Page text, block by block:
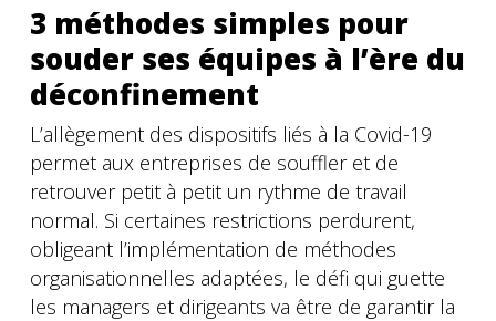
3 méthodes simples pour
souder ses équipes à l’ère du
déconfinement
L’allègement des dispositifs liés à la Covid-19
permet aux entreprises de souffler et de
retrouver petit à petit un rythme de travail
normal. Si certaines restrictions perdurent,
obligeant l’implémentation de méthodes
organisationnelles adaptées, le défi qui guette
les managers et dirigeants va être de garantir la